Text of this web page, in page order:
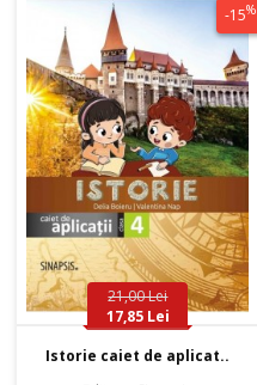
-15%
21,00 Lei
17,85 Lei
Istorie caiet de aplicat..